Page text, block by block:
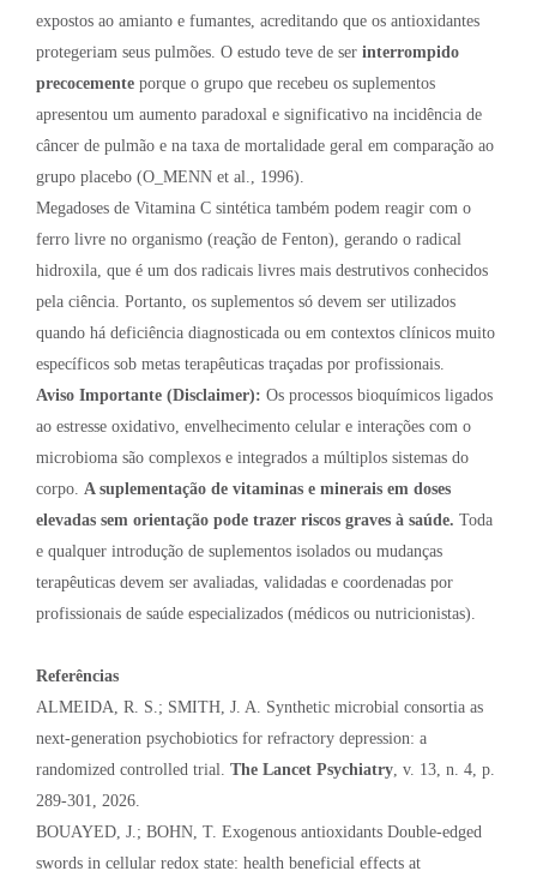
expostos ao amianto e fumantes, acreditando que os antioxidantes
protegeriam seus pulmões. O estudo teve de ser interrompido
precocemente porque o grupo que recebeu os suplementos
apresentou um aumento paradoxal e significativo na incidência de
câncer de pulmão e na taxa de mortalidade geral em comparação ao
grupo placebo (O_MENN et al., 1996).
Megadoses de Vitamina C sintética também podem reagir com o
ferro livre no organismo (reação de Fenton), gerando o radical
hidroxila, que é um dos radicais livres mais destrutivos conhecidos
pela ciência. Portanto, os suplementos só devem ser utilizados
quando há deficiência diagnosticada ou em contextos clínicos muito
específicos sob metas terapêuticas traçadas por profissionais.
Aviso Importante (Disclaimer): Os processos bioquímicos ligados
ao estresse oxidativo, envelhecimento celular e interações com o
microbioma são complexos e integrados a múltiplos sistemas do
corpo. A suplementação de vitaminas e minerais em doses
elevadas sem orientação pode trazer riscos graves à saúde. Toda
e qualquer introdução de suplementos isolados ou mudanças
terapêuticas devem ser avaliadas, validadas e coordenadas por
profissionais de saúde especializados (médicos ou nutricionistas).
Referências
ALMEIDA, R. S.; SMITH, J. A. Synthetic microbial consortia as
next-generation psychobiotics for refractory depression: a
randomized controlled trial. The Lancet Psychiatry , v. 13, n. 4, p.
289-301, 2026.
BOUAYED, J.; BOHN, T. Exogenous antioxidants Double-edged
swords in cellular redox state: health beneficial effects at